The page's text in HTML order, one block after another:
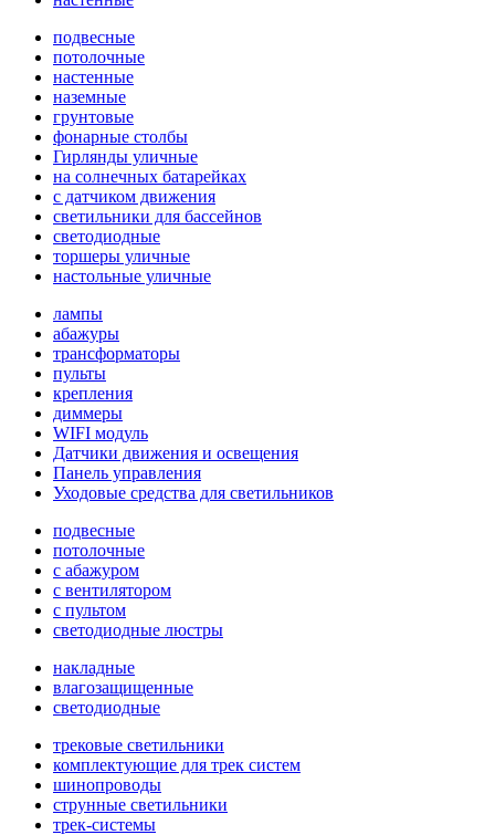
подвесные
потолочные
настенные
наземные
грунтовые
фонарные столбы
Гирлянды уличные
на солнечных батарейках
с датчиком движения
светильники для бассейнов
светодиодные
торшеры уличные
настольные уличные
лампы
абажуры
трансформаторы
пульты
крепления
диммеры
WIFI модуль
Датчики движения и освещения
Панель управления
Уходовые средства для светильников
подвесные
потолочные
с абажуром
с вентилятором
с пультом
светодиодные люстры
накладные
влагозащищенные
светодиодные
трековые светильники
комплектующие для трек систем
шинопроводы
струнные светильники
трек-системы